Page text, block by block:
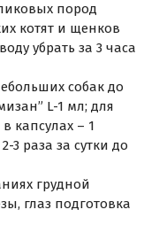
пород
котят и щенков
убрать за 3 часа
собак до
L-1 мл; для
капсулах – 1
3 раза за сутки до
грудной
глаз подготовка